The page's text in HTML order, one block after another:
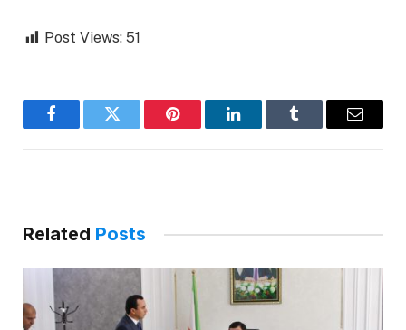
Post Views: 51
FacebookTwitter Pinterest LinkedInTumblr Email
Related Posts